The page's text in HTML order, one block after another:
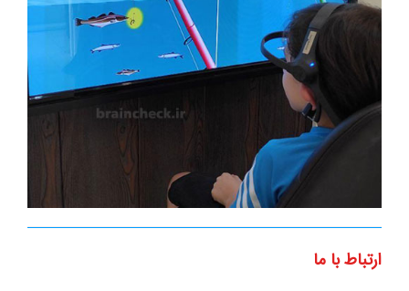
ارتباط با ما